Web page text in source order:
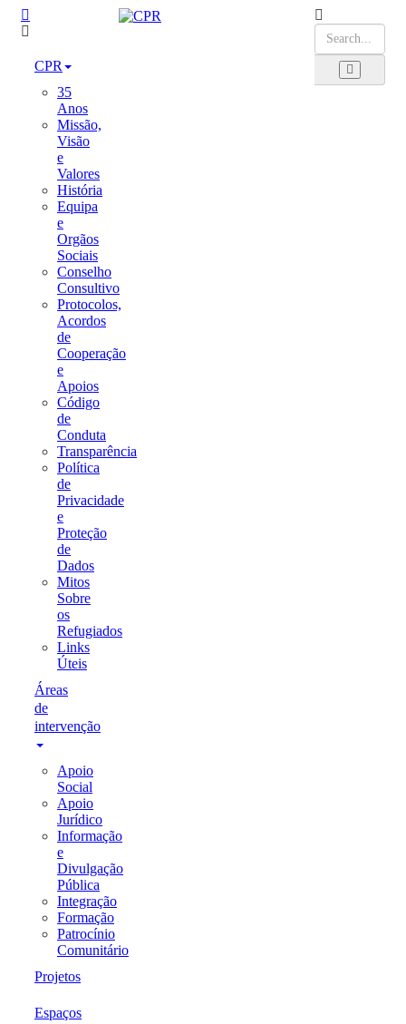
CPR
35
Anos
Missão,
Visão
e
Valores
História
Equipa
e
Orgãos
Sociais
Conselho
Consultivo
Protocolos,
Acordos
de
Cooperação
e
Apoios
Código
de
Conduta
Transparência
Política
de
Privacidade
e
Proteção
de
Dados
Mitos
Sobre
os
Refugiados
Links
Úteis
Áreas
de
intervenção
Apoio
Social
Apoio
Jurídico
Informação
e
Divulgação
Pública
Integração
Formação
Patrocínio
Comunitário
Projetos
Espaços